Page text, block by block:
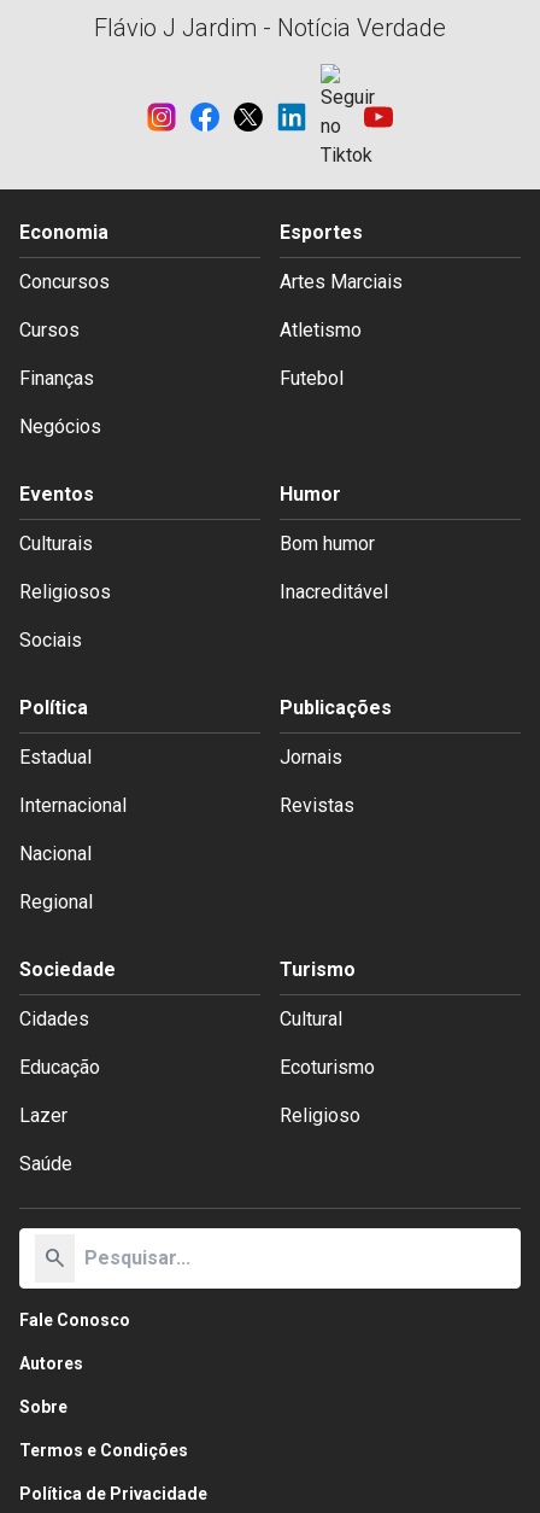
Flávio J Jardim - Notícia Verdade
Economia
Concursos
Cursos
Finanças
Negócios
Esportes
Artes Marciais
Atletismo
Futebol
Eventos
Culturais
Religiosos
Sociais
Humor
Bom humor
Inacreditável
Política
Estadual
Internacional
Nacional
Regional
Publicações
Jornais
Revistas
Sociedade
Cidades
Educação
Lazer
Saúde
Turismo
Cultural
Ecoturismo
Religioso
search
Fale Conosco
Autores
Sobre
Termos e Condições
Política de Privacidade